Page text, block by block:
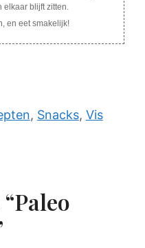
blijft zitten.
en eet smakelijk!
, Snacks, Vis